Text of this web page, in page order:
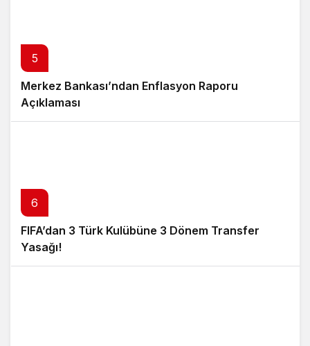
5
Merkez Bankası’ndan Enflasyon Raporu
Açıklaması
6
FIFA’dan 3 Türk Kulübüne 3 Dönem Transfer
Yasağı!